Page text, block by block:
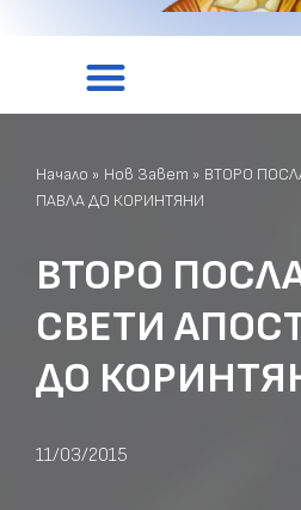
Начало » Нов Завет » ВТОРО
ПАВЛА ДО КОРИНТЯНИ
ВТОРО
СВЕТИ
ДО
11/03/2015